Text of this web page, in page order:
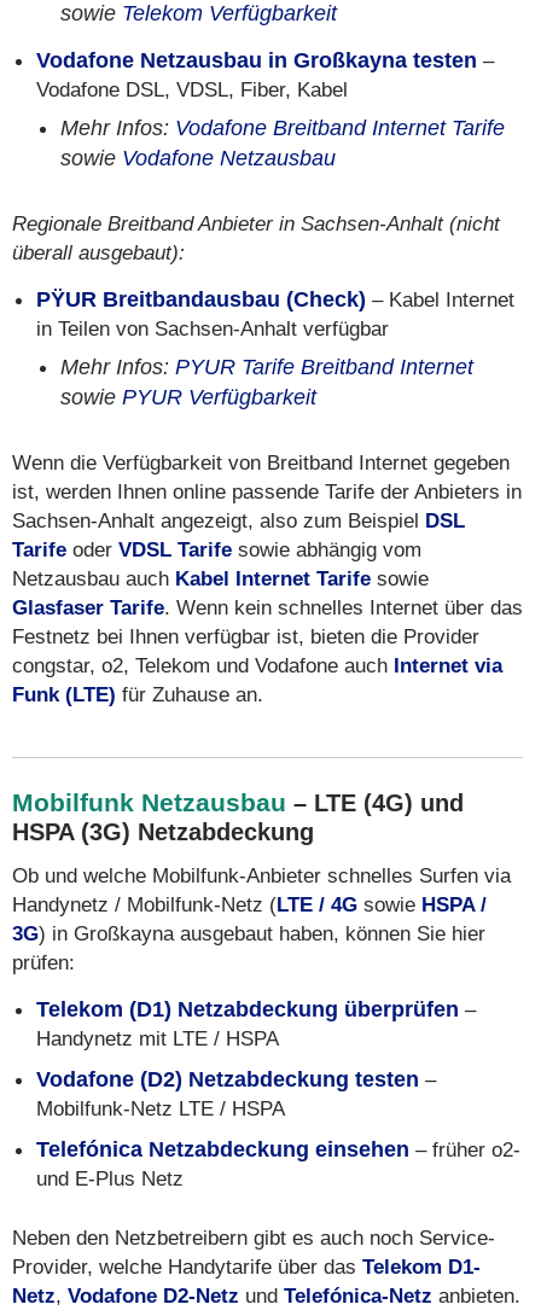
sowie Telekom Verfügbarkeit
Vodafone Netzausbau in Großkayna testen –
Vodafone DSL, VDSL, Fiber, Kabel
Mehr Infos: Vodafone Breitband Internet Tarife
sowie Vodafone Netzausbau
Regionale Breitband Anbieter in Sachsen-Anhalt (nicht
überall ausgebaut):
PŸUR Breitbandausbau (Check) – Kabel Internet
in Teilen von Sachsen-Anhalt verfügbar
Mehr Infos: PYUR Tarife Breitband Internet
sowie PYUR Verfügbarkeit
Wenn die Verfügbarkeit von Breitband Internet gegeben
ist, werden Ihnen online passende Tarife der Anbieters in
Sachsen-Anhalt angezeigt, also zum Beispiel DSL
Tarife oder VDSL Tarife sowie abhängig vom
Netzausbau auch Kabel Internet Tarife sowie
Glasfaser Tarife. Wenn kein schnelles Internet über das
Festnetz bei Ihnen verfügbar ist, bieten die Provider
congstar, o2, Telekom und Vodafone auch Internet via
Funk (LTE) für Zuhause an.
Mobilfunk Netzausbau – LTE (4G) und
HSPA (3G) Netzabdeckung
Ob und welche Mobilfunk-Anbieter schnelles Surfen via
Handynetz / Mobilfunk-Netz (LTE / 4G sowie HSPA /
3G) in Großkayna ausgebaut haben, können Sie hier
prüfen:
Telekom (D1) Netzabdeckung überprüfen –
Handynetz mit LTE / HSPA
Vodafone (D2) Netzabdeckung testen –
Mobilfunk-Netz LTE / HSPA
Telefónica Netzabdeckung einsehen – früher o2-
und E-Plus Netz
Neben den Netzbetreibern gibt es auch noch Service-
Provider, welche Handytarife über das Telekom D1-
Netz, Vodafone D2-Netz und Telefónica-Netz anbieten.